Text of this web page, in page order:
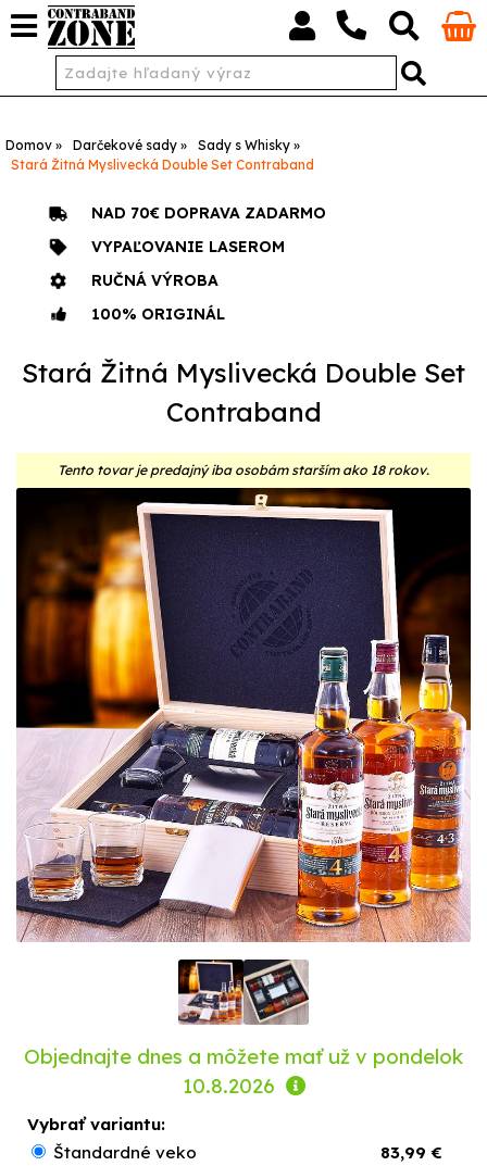
Domov Darčekové sady
Sady s Whisky
Stará Žitná Myslivecká Double Set Contraband
NAD 70€ DOPRAVA ZADARMO
VYPAĽOVANIE LASEROM
RUČNÁ VÝROBA
100% ORIGINÁL
Stará Žitná Myslivecká Double Set
Contraband
Tento tovar je predajný iba osobám starším ako 18 rokov.
Objednajte dnes a môžete mať už v pondelok
10.8.2026
Vybrať variantu:
Štandardné veko
83,99 €